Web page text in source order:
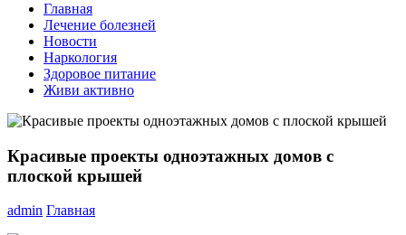
Главная
Лечение болезней
Новости
Наркология
Здоровое питание
Живи активно
Красивые проекты одноэтажных домов с
плоской крышей
admin Главная